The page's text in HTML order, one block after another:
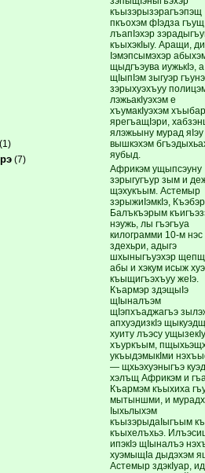
(1)
(7)
къызэрызэрагъэпэщ
пкъохэм фIэдза
лъапIэхэр
къыхэкIыу. Аращи, ди
Iэмэпсымэхэр
щыдгъэува иужькIэ, а
щIыпIэм зыгуэр
зэрыхуэхъуу
лэжьакIуэхэм е
хъумакIуэхэм
ярегъащIэри,
ялэжьыну мурад яIэу
вышкэхэм
яубыд.
Африкэм ущыпсэуну
зэрыгугъур зым и
щэхукъым. Астемыр
зэрыжиIэмкIэ,
Балъкъэрым
нэужь, лы гъэгъуа
килограмми 10-м нэс
здехьри, адыгэ
шхыныгъуэхэр
абы и хэкум исыж
къыщигъэхъуу жеIэ.
Къармэр здэщыIэ
щIыналъэм
щIэпхъаджагъэ
апхуэдизкIэ
хуиту лъэсу
хъуркъым,
укъыдэмыкIми
— щхьэхуэныгъэ
хэлъщ Африкэм и
Къармэм къыхиха
мытыншми, и
Iыхьлыхэм
къызэрыдаIыгъым
къыхелъхьэ.
ипэкIэ щIыналъэ
хуэмыщIа дыдэхэм
Астемыр здэкIуар,